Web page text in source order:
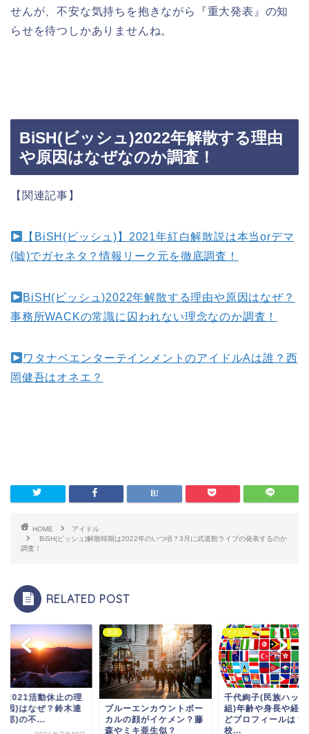
せんが、不安な気持ちを抱きながら『重大発表』の知
らせを待つしかありませんね。
BiSH(ビッシュ)2022年解散する理由
や原因はなぜなのか調査！
【関連記事】
【BiSH(ビッシュ)】2021年紅白解散説は本当orデマ
(嘘)でガセネタ？情報リーク元を徹底調査！
BiSH(ビッシュ)2022年解散する理由や原因はなぜ？
事務所WACKの常識に囚われない理念なのか調査！
ワタナベエンターテインメントのアイドルAは誰？西
岡健吾はオネエ？
HOME
アイドル
BiSH(ビッシュ)解散時期は2022年のいつ頃？3月に武道館ライブの発表するのか
調査！
RELATED POST
活動休止の理
因)はなぜ？鈴木達
那)の不...
音楽
ブルーエンカウントボー
カルの顔がイケメン？藤
森やミキ亜生似？
アイドル
千代絢子(民族ハッ
組)年齢や身長や経
どプロフィールは？
校...